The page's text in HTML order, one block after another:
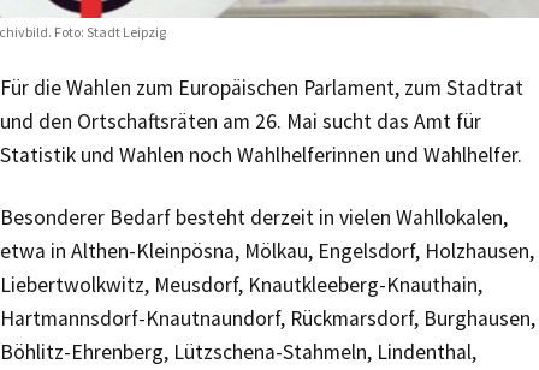
Foto: Stadt Leipzig
Für die Wahlen zum Europäischen Parlament, zum Stadtrat
und den Ortschaftsräten am 26. Mai sucht das Amt für
Statistik und Wahlen noch Wahlhelferinnen und Wahlhelfer.
Besonderer Bedarf besteht derzeit in vielen Wahllokalen,
etwa in Althen-Kleinpösna, Mölkau, Engelsdorf, Holzhausen,
Liebertwolkwitz, Meusdorf, Knautkleeberg-Knauthain,
Hartmannsdorf-Knautnaundorf, Rückmarsdorf, Burghausen,
Böhlitz-Ehrenberg, Lützschena-Stahmeln, Lindenthal,